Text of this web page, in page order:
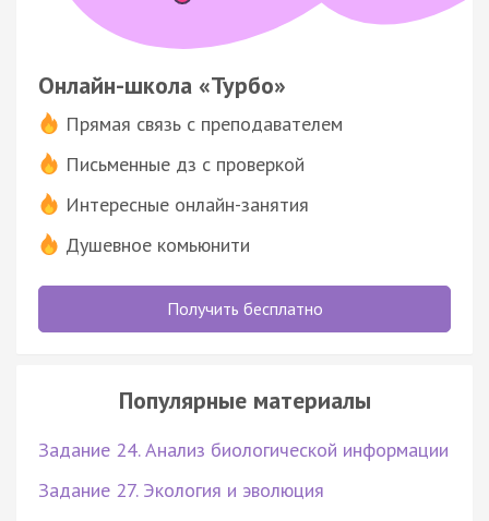
Онлайн-школа «Турбо»
Прямая связь с преподавателем
Письменные дз с проверкой
Интересные онлайн-занятия
Душевное комьюнити
Получить бесплатно
Популярные материалы
Задание 24. Анализ биологической информации
Задание 27. Экология и эволюция